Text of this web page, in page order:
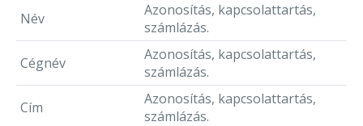
Név
Azonosítás, kapcsolattartás,
számlázás.
Cégnév
Azonosítás, kapcsolattartás,
számlázás.
Cím
Azonosítás, kapcsolattartás,
számlázás.